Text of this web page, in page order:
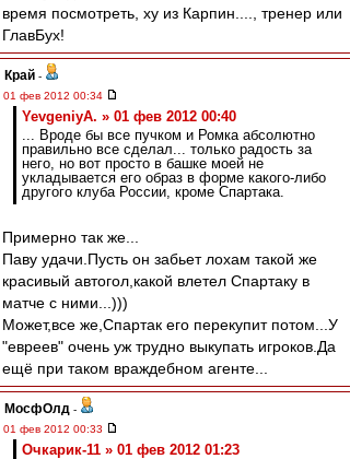
время посмотреть, ху из Карпин...., тренер или
ГлавБух!
Край -
01 фев 2012 00:34
YevgeniyA. » 01 фев 2012 00:40
... Вроде бы все пучком и Ромка абсолютно
правильно все сделал... только радость за
него, но вот просто в башке моей не
укладывается его образ в форме какого-либо
другого клуба России, кроме Спартака.
Примерно так же...
Паву удачи.Пусть он забьет лохам такой же
красивый автогол,какой влетел Спартаку в
матче с ними...)))
Может,все же,Спартак его перекупит потом...У
"евреев" очень уж трудно выкупать игроков.Да
ещё при таком враждебном агенте...
МосфОлд -
01 фев 2012 00:33
Очкарик-11 » 01 фев 2012 01:23